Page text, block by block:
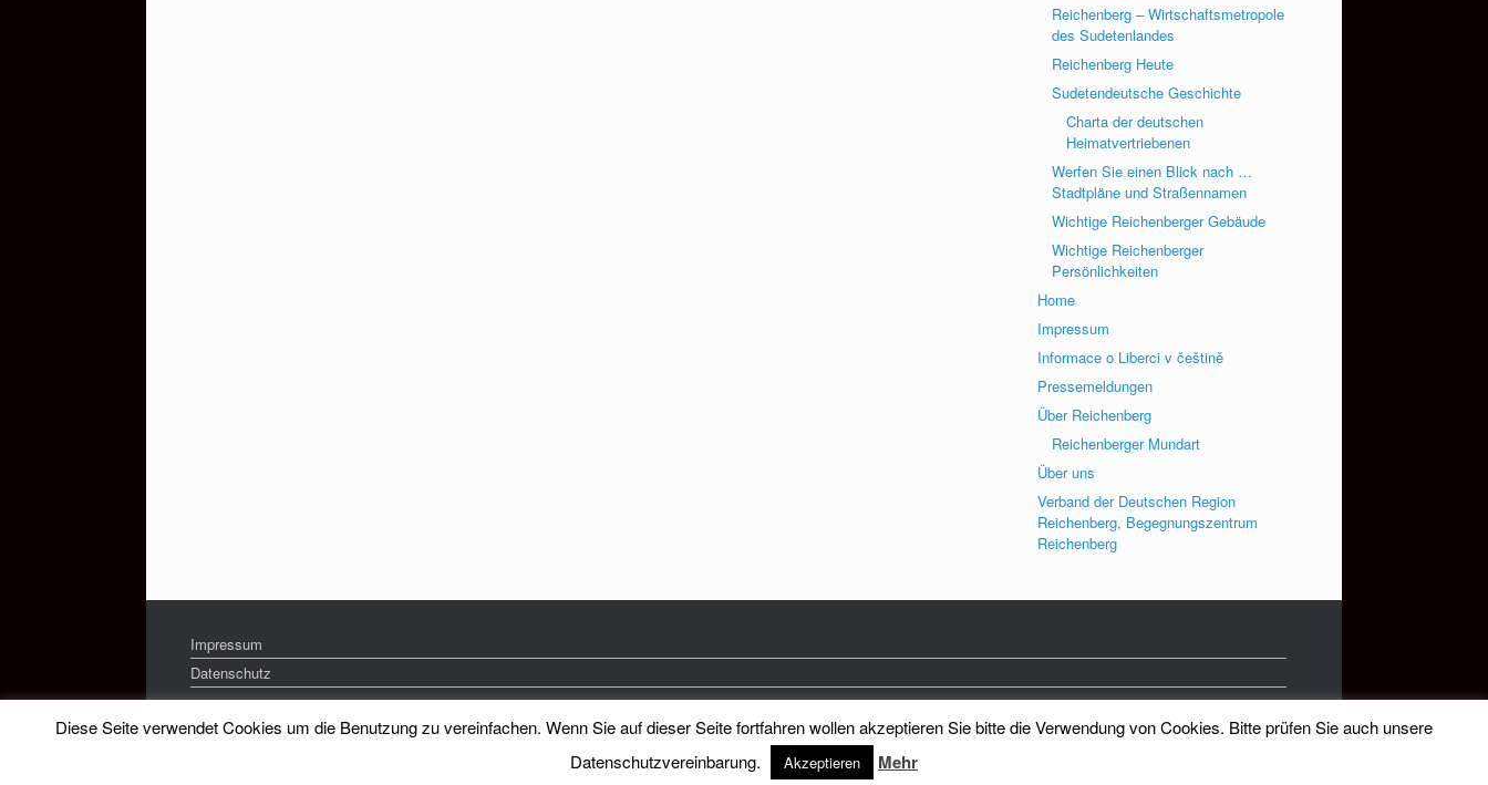
Reichenberg – Wirtschaftsmetropole
des Sudetenlandes
Reichenberg Heute
Sudetendeutsche Geschichte
Charta der deutschen
Heimatvertriebenen
Werfen Sie einen Blick nach …
Stadtpläne und Straßennamen
Wichtige Reichenberger Gebäude
Wichtige Reichenberger
Persönlichkeiten
Home
Impressum
Informace o Liberci v češtině
Pressemeldungen
Über Reichenberg
Reichenberger Mundart
Über uns
Verband der Deutschen Region
Reichenberg, Begegnungszentrum
Reichenberg
Impressum
Datenschutz
Heimatkreis Reichenberg Stadt und Land e.V. Theme bySiteOrigin
Diese Seite verwendet Cookies um die Benutzung zu vereinfachen. Wenn Sie auf dieser Seite fortfahren wollen akzeptieren Sie bitte die Verwendung von Cookies. Bitte prüfen Sie auch unsere
Datenschutzvereinbarung.
Akzeptieren Mehr